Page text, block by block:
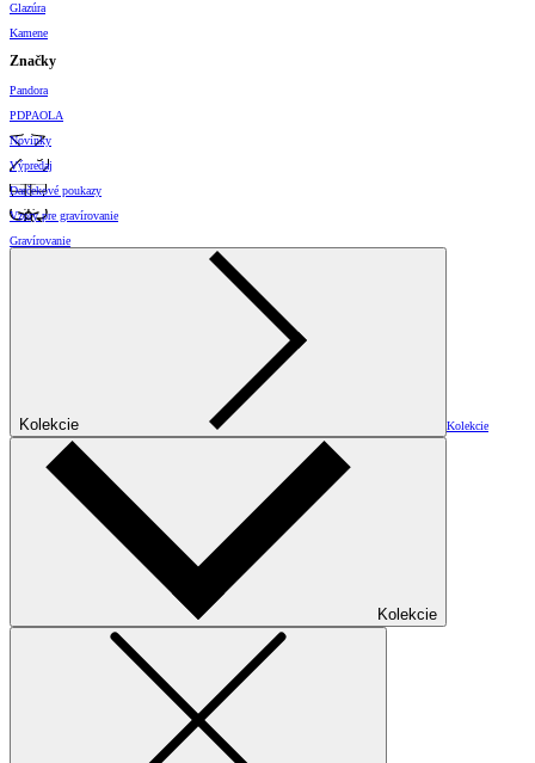
Glazúra
Kamene
Značky
Pandora
PDPAOLA
Novinky
Výpredaj
Darčekové poukazy
Vzory pre gravírovanie
Gravírovanie
Kolekcie Kolekcie
Kolekcie